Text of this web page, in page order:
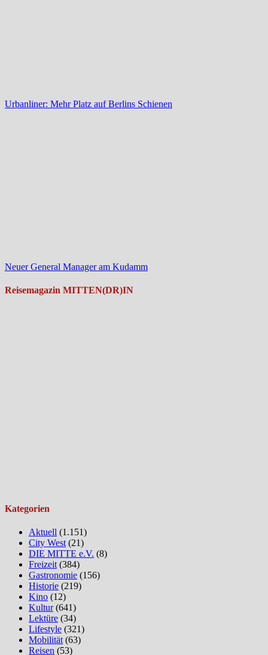
Urbanliner: Mehr Platz auf Berlins Schienen
Neuer General Manager am Kudamm
Reisemagazin MITTEN(DR)IN
Kategorien
Aktuell (1.151)
City West (21)
DIE MITTE e.V. (8)
Freizeit (384)
Gastronomie (156)
Historie (219)
Kino (12)
Kultur(641)
Lektüre (34)
Lifestyle (321)
Mobilität (63)
Reisen (53)